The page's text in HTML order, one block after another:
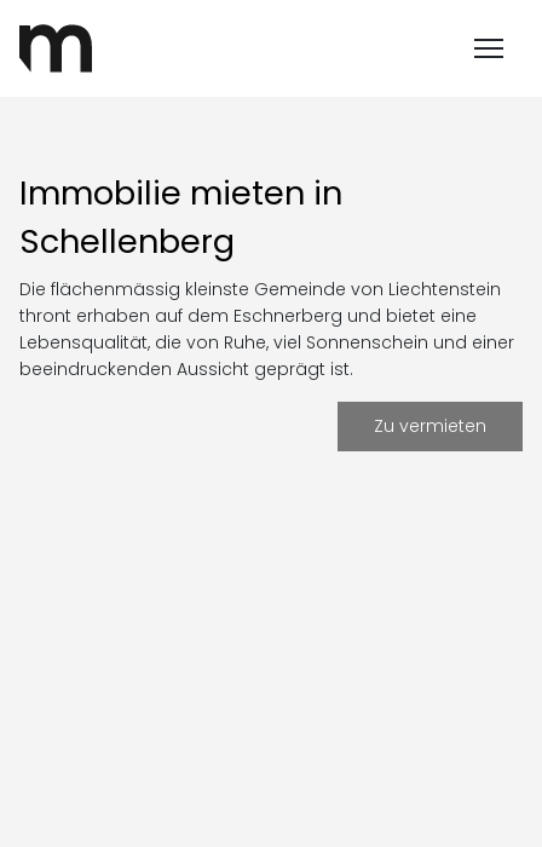
Immobilie mieten in
Schellenberg
Die flächenmässig kleinste Gemeinde von Liechtenstein
thront erhaben auf dem Eschnerberg und bietet eine
Lebensqualität, die von Ruhe, viel Sonnenschein und einer
beeindruckenden Aussicht geprägt ist.
Zu vermieten